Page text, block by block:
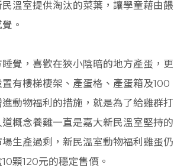
溫室提供淘汰的菜葉，讓學童藉由餵
。
覺，喜歡在狹小陰暗的地方產蛋，更
有樓梯棲架、產蛋格、產蛋箱及100
動物福利的措施，就是為了給雞群打
概念養雞一直是嘉大新民溫室堅持的
生產過剩，新民溫室動物福利雞蛋仍
顆120元的穩定售價。